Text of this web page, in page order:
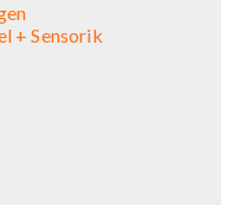
+ Sensorik